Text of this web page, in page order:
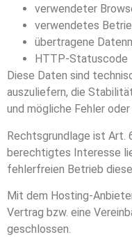
verwendeter
verwendetes
übertragene
HTTP-Statuscode
Diese Daten sind
auszuliefern, die
und mögliche Fehler
Rechtsgrundlage ist Art.
berechtigtes Interesse
fehlerfreien Betrieb
Mit dem Hosting-
Vertrag bzw. eine
geschlossen.